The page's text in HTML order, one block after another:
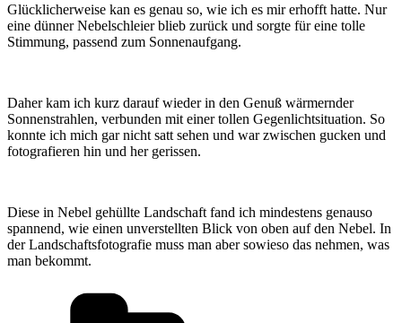
Glücklicherweise kan es genau so, wie ich es mir erhofft hatte. Nur
eine dünner Nebelschleier blieb zurück und sorgte für eine tolle
Stimmung, passend zum Sonnenaufgang.
Daher kam ich kurz darauf wieder in den Genuß wärmernder
Sonnenstrahlen, verbunden mit einer tollen Gegenlichtsituation. So
konnte ich mich gar nicht satt sehen und war zwischen gucken und
fotografieren hin und her gerissen.
Diese in Nebel gehüllte Landschaft fand ich mindestens genauso
spannend, wie einen unverstellten Blick von oben auf den Nebel. In
der Landschaftsfotografie muss man aber sowieso das nehmen, was
man bekommt.